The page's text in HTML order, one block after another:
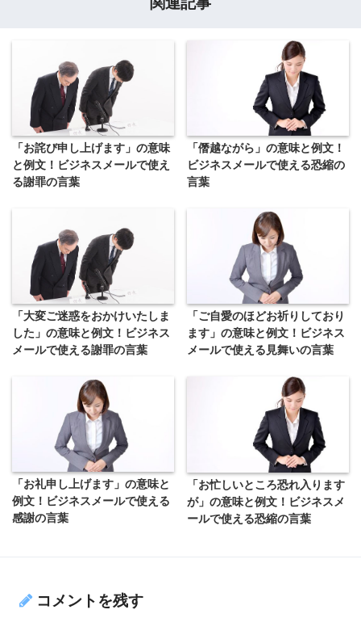
「お詫び申し上げます」の意味
と例文！ビジネスメールで使え
る謝罪の言葉
「僭越ながら」の意味と例文！
ビジネスメールで使える恐縮の
言葉
「大変ご迷惑をおかけいたしま
した」の意味と例文！ビジネス
メールで使える謝罪の言葉
「ご自愛のほどお祈りしており
ます」の意味と例文！ビジネス
メールで使える見舞いの言葉
「お礼申し上げます」の意味と
例文！ビジネスメールで使える
感謝の言葉
「お忙しいところ恐れ入ります
が」の意味と例文！ビジネスメ
ールで使える恐縮の言葉
コメントを残す